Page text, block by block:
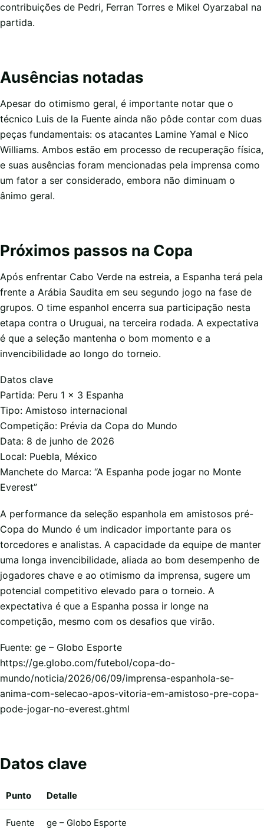
contribuições de Pedri, Ferran Torres e Mikel Oyarzabal na
partida.
Ausências notadas
Apesar do otimismo geral, é importante notar que o
técnico Luis de la Fuente ainda não pôde contar com duas
peças fundamentais: os atacantes Lamine Yamal e Nico
Williams. Ambos estão em processo de recuperação física,
e suas ausências foram mencionadas pela imprensa como
um fator a ser considerado, embora não diminuam o
ânimo geral.
Próximos passos na Copa
Após enfrentar Cabo Verde na estreia, a Espanha terá pela
frente a Arábia Saudita em seu segundo jogo na fase de
grupos. O time espanhol encerra sua participação nesta
etapa contra o Uruguai, na terceira rodada. A expectativa
é que a seleção mantenha o bom momento e a
invencibilidade ao longo do torneio.
Datos clave
Partida: Peru 1 x 3 Espanha
Tipo: Amistoso internacional
Competição: Prévia da Copa do Mundo
Data: 8 de junho de 2026
Local: Puebla, México
Manchete do Marca: “A Espanha pode jogar no Monte
Everest”
A performance da seleção espanhola em amistosos pré-
Copa do Mundo é um indicador importante para os
torcedores e analistas. A capacidade da equipe de manter
uma longa invencibilidade, aliada ao bom desempenho de
jogadores chave e ao otimismo da imprensa, sugere um
potencial competitivo elevado para o torneio. A
expectativa é que a Espanha possa ir longe na
competição, mesmo com os desafios que virão.
Fuente: ge – Globo Esporte
https://ge.globo.com/futebol/copa-do-
mundo/noticia/2026/06/09/imprensa-espanhola-se-
anima-com-selecao-apos-vitoria-em-amistoso-pre-copa-
pode-jogar-no-everest.ghtml
Datos clave
Punto Detalle
Fuente ge – Globo Esporte